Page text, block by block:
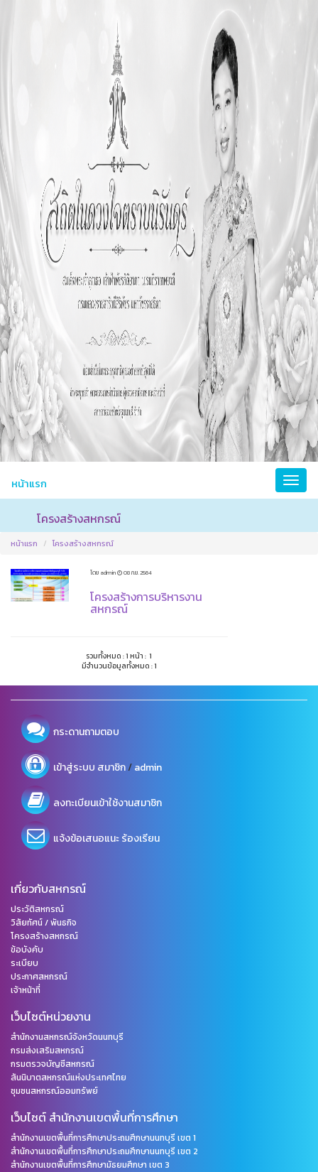
หน้าแรก
โครงสร้างสหกรณ์
หน้าแรก โครงสร้างสหกรณ์
โดย admin 08 ก.ย. 2564
โครงสร้างการบริหารงาน
สหกรณ์
รวมทั้งหมด : 1 หน้า : 1
มีจำนวนข้อมูลทั้งหมด : 1
กระดานถามตอบ
เข้าสู่ระบบ สมาชิก/admin
ลงทะเบียนเข้าใช้งานสมาชิก
แจ้งข้อเสนอแนะ ร้องเรียน
เกี่ยวกับสหกรณ์
ประวัติสหกรณ์
วิสัยทัศน์ / พันธกิจ
โครงสร้างสหกรณ์
ข้อบังคับ
ระเบียบ
ประกาศสหกรณ์
เจ้าหน้าที่
เว็บไซต์หน่วยงาน
สำนักงานสหกรณ์จังหวัดนนทบุรี
กรมส่งเสริมสหกรณ์
กรมตรวจบัญชีสหกรณ์
สันนิบาตสหกรณ์แห่งประเทศไทย
ชุมชนสหกรณ์ออมทรัพย์
เว็บไซต์ สำนักงานเขตพื้นที่การศึกษา
สำนักงานเขตพื้นที่การศึกษาประถมศึกษานนทบุรี เขต 1
สำนักงานเขตพื้นที่การศึกษาประถมศึกษานนทบุรี เขต 2
สำนักงานเขตพื้นที่การศึกษามัธยมศึกษา เขต 3